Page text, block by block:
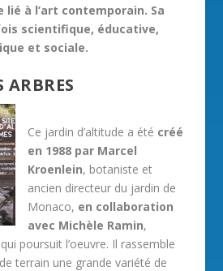
lié à l’art contemporain. Sa
scientifique, éducative,
et sociale.
ARBRES
Ce jardin d’altitude a été créé
en 1988 par Marcel
Kroenlein, botaniste et
ancien directeur du jardin de
Monaco, en collaboration
avec Michèle Ramin,
poursuit l’oeuvre. Il rassemble
terrain une grande variété de